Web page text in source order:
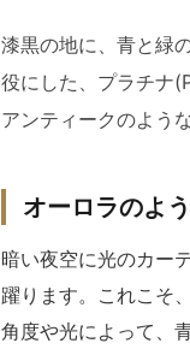
漆黒の地に、青と緑
役にした、プラチナ
アンティークのよう
オーロラのよ
暗い夜空に光のカー
躍ります。これこそ
角度や光によって、